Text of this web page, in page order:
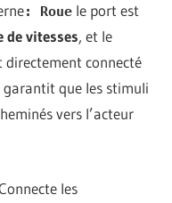
: Rouele port est
de vitesses, et le
directement connecté
garantit que les stimuli
vers l’acteur
les